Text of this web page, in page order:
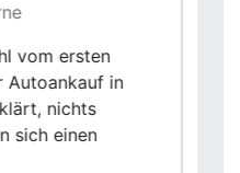
meinen
mehr als
Die
das Team sehr
es weiter!